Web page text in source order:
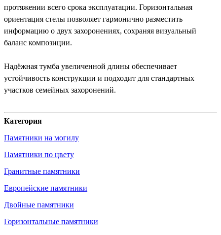
протяжении всего срока эксплуатации. Горизонтальная
ориентация стелы позволяет гармонично разместить
информацию о двух захоронениях, сохраняя визуальный
баланс композиции.
Надёжная тумба увеличенной длины обеспечивает
устойчивость конструкции и подходит для стандартных
участков семейных захоронений.
Категория
Памятники на могилу
Памятники по цвету
Гранитные памятники
Европейские памятники
Двойные памятники
Горизонтальные памятники